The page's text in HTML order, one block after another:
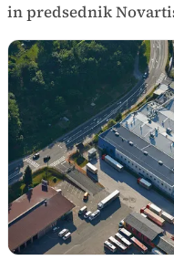
in predsednik